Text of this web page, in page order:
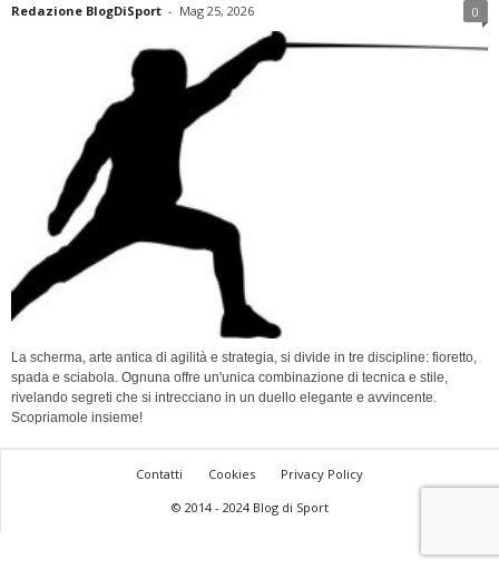
Redazione BlogDiSport - Mag 25, 2026 0
La scherma, arte antica di agilità e strategia, si divide in tre discipline: fioretto,
spada e sciabola. Ognuna offre un'unica combinazione di tecnica e stile,
rivelando segreti che si intrecciano in un duello elegante e avvincente.
Scopriamole insieme!
Contatti Cookies
Privacy Policy
© 2014 - 2024 Blog di Sport